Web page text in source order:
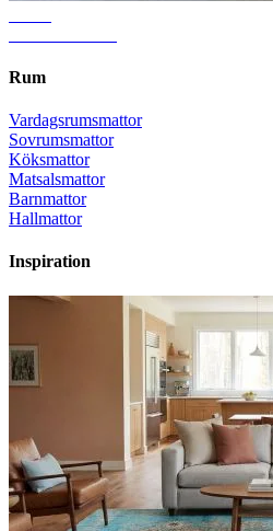
Rum
Vardagsrumsmattor
Sovrumsmattor
Köksmattor
Matsalsmattor
Barnmattor
Hallmattor
Inspiration